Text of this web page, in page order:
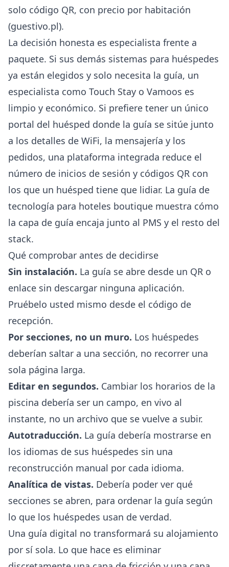
solo código QR, con precio por habitación
(guestivo.pl).
La decisión honesta es especialista frente a
paquete. Si sus demás sistemas para huéspedes
ya están elegidos y solo necesita la guía, un
especialista como Touch Stay o Vamoos es
limpio y económico. Si prefiere tener un único
portal del huésped donde la guía se sitúe junto
a los detalles de WiFi, la mensajería y los
pedidos, una plataforma integrada reduce el
número de inicios de sesión y códigos QR con
los que un huésped tiene que lidiar. La guía de
tecnología para hoteles boutique muestra cómo
la capa de guía encaja junto al PMS y el resto del
stack.
Qué comprobar antes de decidirse
Sin instalación. La guía se abre desde un QR o
enlace sin descargar ninguna aplicación.
Pruébelo usted mismo desde el código de
recepción.
Por secciones, no un muro. Los huéspedes
deberían saltar a una sección, no recorrer una
sola página larga.
Editar en segundos. Cambiar los horarios de la
piscina debería ser un campo, en vivo al
instante, no un archivo que se vuelve a subir.
Autotraducción. La guía debería mostrarse en
los idiomas de sus huéspedes sin una
reconstrucción manual por cada idioma.
Analítica de vistas. Debería poder ver qué
secciones se abren, para ordenar la guía según
lo que los huéspedes usan de verdad.
Una guía digital no transformará su alojamiento
por sí sola. Lo que hace es eliminar